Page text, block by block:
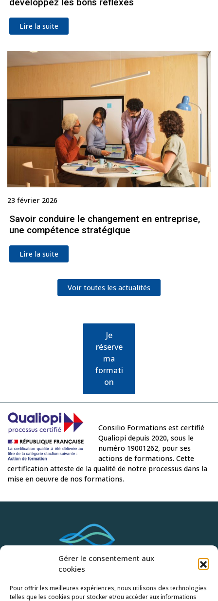
Gérer le consentement aux
cookies
Pour offrir les meilleures expériences, nous utilisons des technologies
telles que les cookies pour stocker et/ou accéder aux informations
Lire la suite
23 février 2026
Savoir conduire le changement en entreprise,
une compétence stratégique
Lire la suite
Voir toutes les actualités
Je
réserve
ma
formati
on
Consilio Formations est certifié
Qualiopi depuis 2020, sous le
numéro 19001262, pour ses
actions de formations. Cette
certification atteste de la qualité de notre processus dans la
mise en oeuvre de nos formations.
Accueil